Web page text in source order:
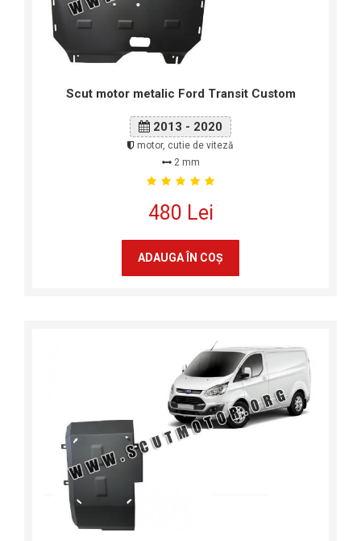
Scut motor metalic Ford Transit Custom
2013 - 2020
motor, cutie de viteză
2 mm
480 Lei
ADAUGA ÎN COŞ